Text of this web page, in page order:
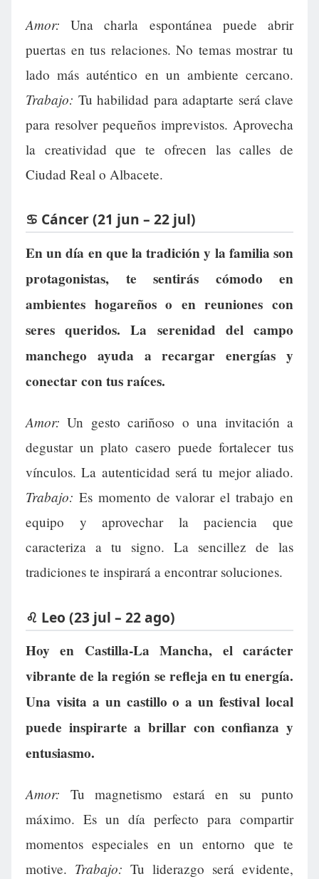
Amor: Una charla espontánea puede abrir
puertas en tus relaciones. No temas mostrar tu
lado más auténtico en un ambiente cercano.
Trabajo: Tu habilidad para adaptarte será clave
para resolver pequeños imprevistos. Aprovecha
la creatividad que te ofrecen las calles de
Ciudad Real o Albacete.
♋ Cáncer (21 jun – 22 jul)
En un día en que la tradición y la familia son
protagonistas, te sentirás cómodo en
ambientes hogareños o en reuniones con
seres queridos. La serenidad del campo
manchego ayuda a recargar energías y
conectar con tus raíces.
Amor: Un gesto cariñoso o una invitación a
degustar un plato casero puede fortalecer tus
vínculos. La autenticidad será tu mejor aliado.
Trabajo: Es momento de valorar el trabajo en
equipo y aprovechar la paciencia que
caracteriza a tu signo. La sencillez de las
tradiciones te inspirará a encontrar soluciones.
♌ Leo (23 jul – 22 ago)
Hoy en Castilla-La Mancha, el carácter
vibrante de la región se refleja en tu energía.
Una visita a un castillo o a un festival local
puede inspirarte a brillar con confianza y
entusiasmo.
Amor: Tu magnetismo estará en su punto
máximo. Es un día perfecto para compartir
momentos especiales en un entorno que te
motive. Trabajo: Tu liderazgo será evidente,